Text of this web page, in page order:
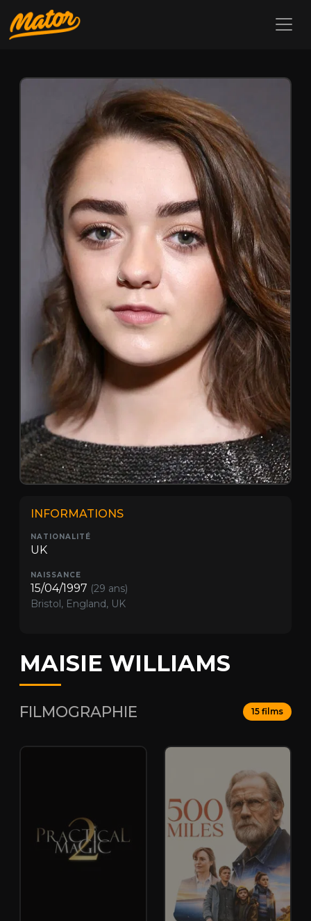
INFORMATIONS
NATIONALITÉ
UK
NAISSANCE
15/04/1997 (29 ans)
Bristol, England, UK
MAISIE WILLIAMS
FILMOGRAPHIE 15 films